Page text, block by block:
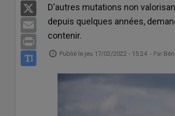
Email
Print
D'autres mutations non
depuis quelques années,
contenir.
Publié le jeu 17/02/2022 - 15:24 - Par